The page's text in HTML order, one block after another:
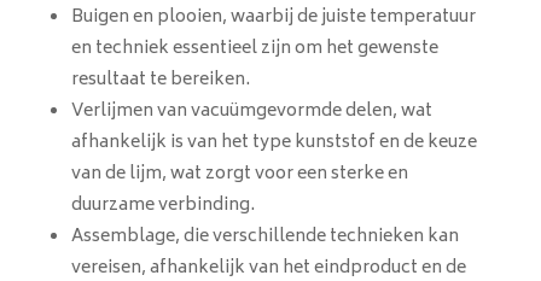
Buigen en plooien, waarbij de juiste temperatuur
en techniek essentieel zijn om het gewenste
resultaat te bereiken.
Verlijmen van vacuümgevormde delen, wat
afhankelijk is van het type kunststof en de keuze
van de lijm, wat zorgt voor een sterke en
duurzame verbinding.
Assemblage, die verschillende technieken kan
vereisen, afhankelijk van het eindproduct en de